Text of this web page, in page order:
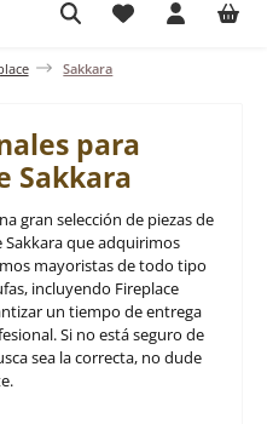
Tienes 0
Sakkara
para
Sakkara
gran selección de piezas de
Sakkara que adquirimos
mayoristas de todo tipo
incluyendo Fireplace
un tiempo de entrega
Si no está seguro de
sea la correcta, no dude